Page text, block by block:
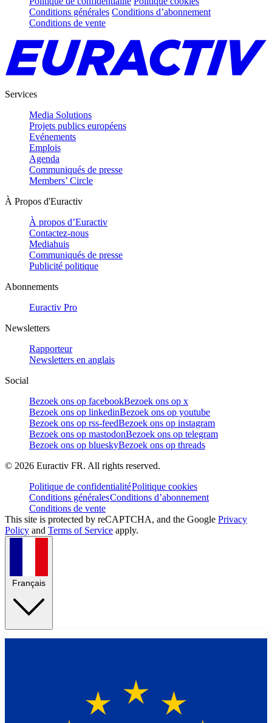
Conditions générales Conditions d’abonnement
Conditions de vente
Services
Media Solutions
Projets publics européens
Evénements
Emplois
Agenda
Communiqués de presse
Members’ Circle
À Propos d'Euractiv
À propos d’Euractiv
Contactez-nous
Mediahuis
Communiqués de presse
Publicité politique
Abonnements
Euractiv Pro
Newsletters
Rapporteur
Newsletters en anglais
Social
Bezoek ons op facebookBezoek ons op x
Bezoek ons op linkedinBezoek ons op youtube
Bezoek ons op rss-feedBezoek ons op instagram
Bezoek ons op mastodonBezoek ons op telegram
Bezoek ons op blueskyBezoek ons op threads
© 2026 Euractiv FR. All rights reserved.
Politique de confidentialitéPolitique cookies
Conditions généralesConditions d’abonnement
Conditions de vente
This site is protected by reCAPTCHA, and the Google Privacy
Policy and Terms of Service apply.
Français